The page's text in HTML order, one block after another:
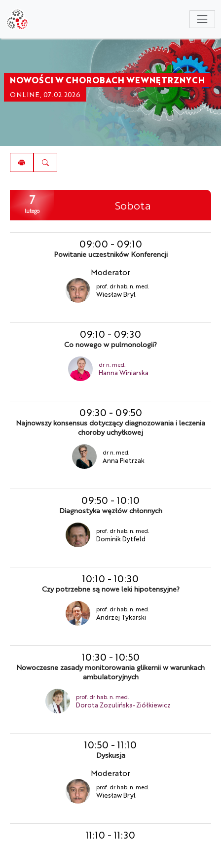
NOWOŚCI W CHOROBACH WEWNĘTRZNYCH
ONLINE, 07.02.2026
7
lutego Sobota
09:00 - 09:10
Powitanie uczestników Konferencji
Moderator
prof. dr hab. n. med.
Wiesław Bryl
09:10 - 09:30
Co nowego w pulmonologii?
dr n. med.
Hanna Winiarska
09:30 - 09:50
Najnowszy konsensus dotyczący diagnozowania i leczenia
choroby uchyłkowej
dr n. med.
Anna Pietrzak
09:50 - 10:10
Diagnostyka węzłów chłonnych
prof. dr hab. n. med.
Dominik Dytfeld
10:10 - 10:30
Czy potrzebne są nowe leki hipotensyjne?
prof. dr hab. n. med.
Andrzej Tykarski
10:30 - 10:50
Nowoczesne zasady monitorowania glikemii w warunkach
ambulatoryjnych
prof. dr hab. n. med.
Dorota Zozulińska-Ziółkiewicz
10:50 - 11:10
Dyskusja
Moderator
prof. dr hab. n. med.
Wiesław Bryl
11:10 - 11:30